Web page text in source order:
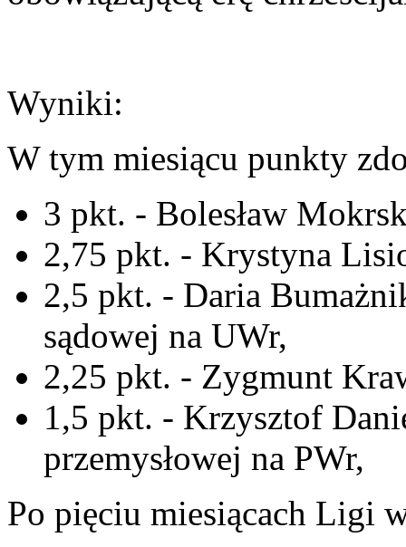
Wyniki:
W tym miesiącu punkty
3 pkt. - Bolesław
2,75 pkt. - Krystyna
2,5 pkt. - Daria
sądowej na UWr,
2,25 pkt. - Zygmunt
1,5 pkt. - Krzysztof
przemysłowej na PWr,
Po pięciu miesiącach Ligi